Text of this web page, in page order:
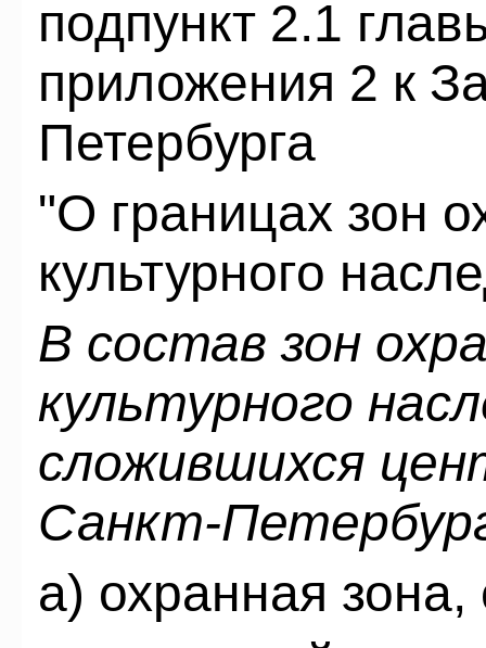
подпункт 2.1
приложения 2 к
Петербурга
"О границах зон
культурного
В состав зон
культурного
сложившихся
Санкт-
а) охранная